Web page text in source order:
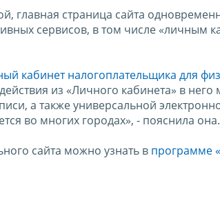
главная страница сайта
сервисов, в том числе «личным
кабинет налогоплательщика для
из «Личного кабинета» в
а также универсальной
во многих городах», - пояснила она.
сайта можно узнать в программе